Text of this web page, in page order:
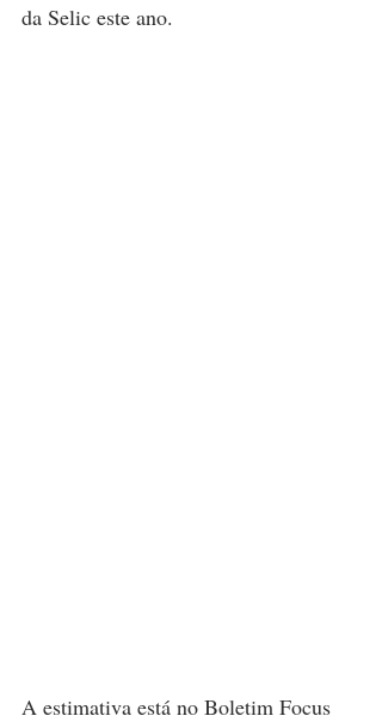
da Selic este ano.
A estimativa está no Boletim Focus